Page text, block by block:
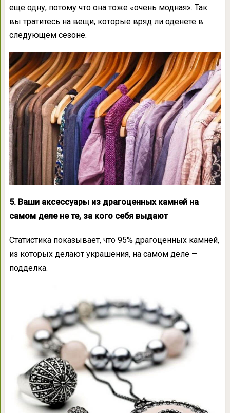
еще одну, потому что она тоже «очень модная». Так
вы тратитесь на вещи, которые вряд ли оденете в
следующем сезоне.
5. Ваши аксессуары из драгоценных камней на
самом деле не те, за кого себя выдают
Статистика показывает, что 95% драгоценных камней,
из которых делают украшения, на самом деле —
подделка.